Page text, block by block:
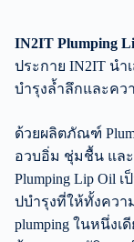
IN2IT Plumping
ประกาย IN2IT น
บำรุงล้ำลึกและคว
ด้วยผลิตภัณฑ์
อวบอิ่ม ชุ่มชื้น และ
Plumping Lip Oil
ปบำรุงที่ให้ทั้งควา
plumping ในหนึ่ง